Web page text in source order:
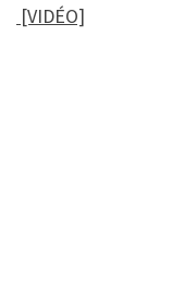
[VIDÉO]